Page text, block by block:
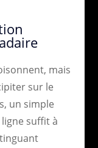
mais
sur le
un simple
suffit à